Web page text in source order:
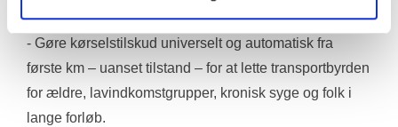
kan udrulles).
- Gøre kørselstilskud universelt og automatisk fra
første km – uanset tilstand – for at lette transportbyrden
for ældre, lavindkomstgrupper, kronisk syge og folk i
lange forløb.